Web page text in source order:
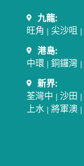
九龍:
旺角 | 尖沙咀 |
港島:
中環 | 銅鑼灣 |
新界:
荃灣中 | 沙田 |
上水| 將軍澳|